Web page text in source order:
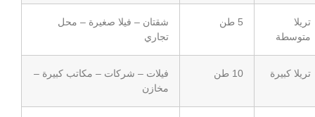
تريلا
متوسطة
5 طن
شقتان – فيلا صغيرة – محل
تجاري
تريلا كبيرة 10 طن
فيلات – شركات – مكاتب كبيرة –
مخازن